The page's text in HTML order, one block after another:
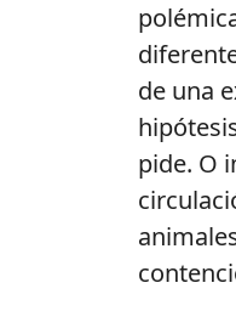
de una
pide. O